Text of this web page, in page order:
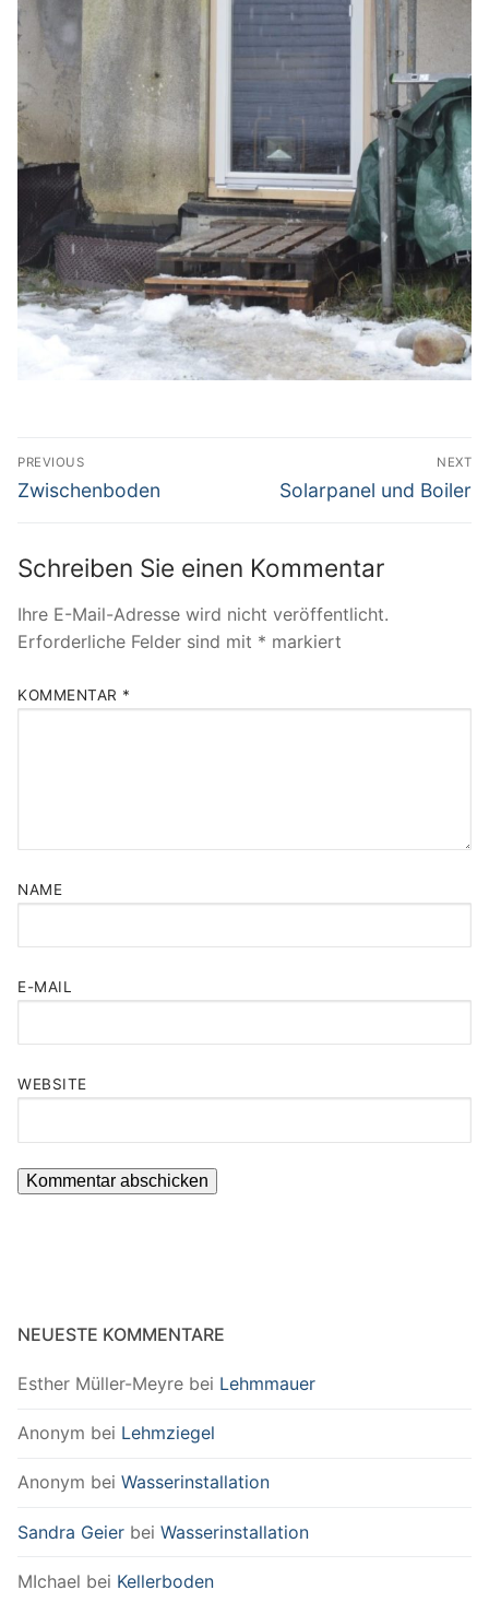
Beitrags-
Navigation
PREVIOUS
Previous
Zwischenboden
NEXT
Next
Solarpanel und Boiler
Schreiben Sie einen Kommentar
Ihre E-Mail-Adresse wird nicht veröffentlicht.
Erforderliche Felder sind mit * markiert
KOMMENTAR *
NAME
E-MAIL
WEBSITE
NEUESTE KOMMENTARE
Esther Müller-Meyre bei Lehmmauer
Anonym bei Lehmziegel
Anonym bei Wasserinstallation
Sandra Geier bei Wasserinstallation
MIchael bei Kellerboden